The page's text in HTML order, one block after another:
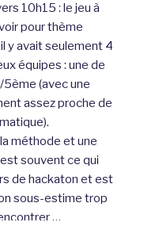
10h15 : le jeu à
pour thème
il y avait seulement 4
équipes : une de
(avec une
assez proche de
méthode et une
souvent ce qui
de hackaton et est
sous-estime trop
…